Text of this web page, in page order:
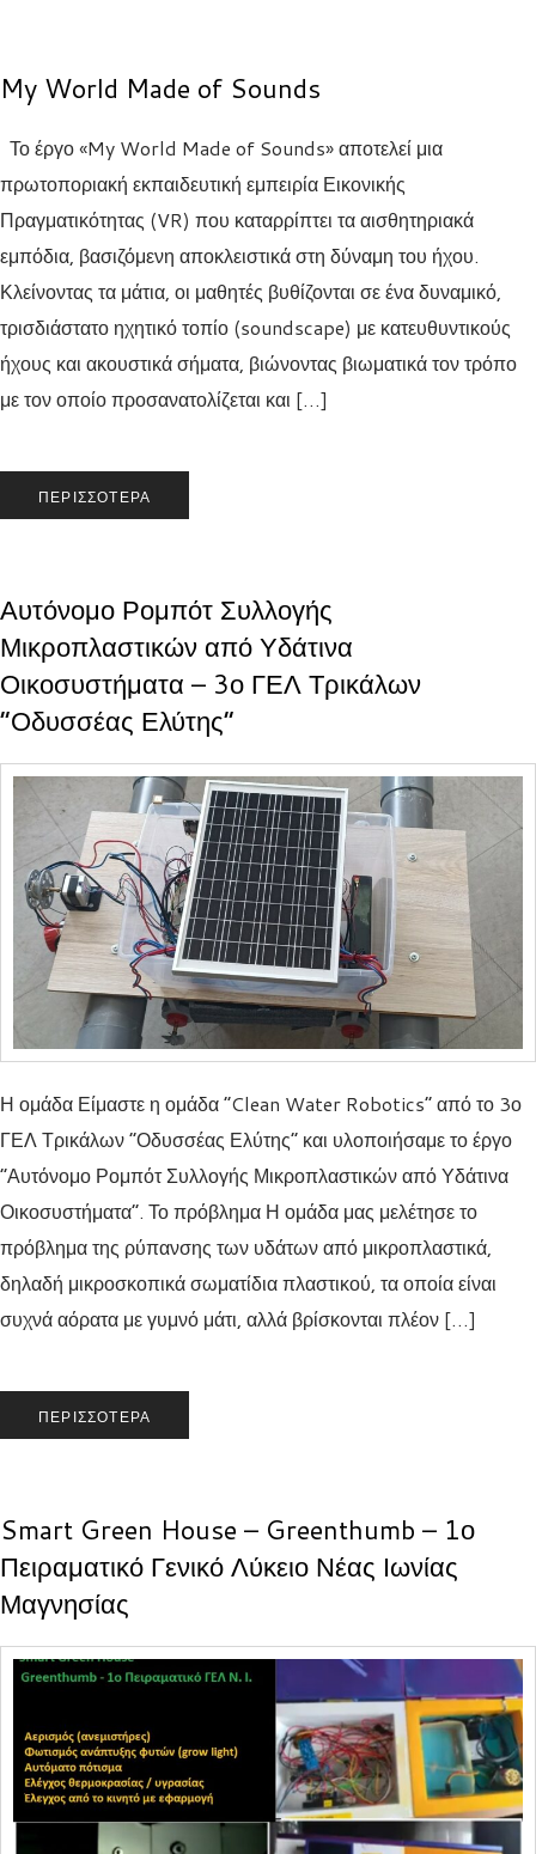
My World Made of Sounds
Το έργο «My World Made of Sounds» αποτελεί μια
πρωτοποριακή εκπαιδευτική εμπειρία Εικονικής
Πραγματικότητας (VR) που καταρρίπτει τα αισθητηριακά
εμπόδια, βασιζόμενη αποκλειστικά στη δύναμη του ήχου.
Κλείνοντας τα μάτια, οι μαθητές βυθίζονται σε ένα δυναμικό,
τρισδιάστατο ηχητικό τοπίο (soundscape) με κατευθυντικούς
ήχους και ακουστικά σήματα, βιώνοντας βιωματικά τον τρόπο
με τον οποίο προσανατολίζεται και […]
ΠΕΡΙΣΣΌΤΕΡΑ
Αυτόνομο Ρομπότ Συλλογής
Μικροπλαστικών από Υδάτινα
Οικοσυστήματα – 3ο ΓΕΛ Τρικάλων
“Οδυσσέας Ελύτης”
Η ομάδα Είμαστε η ομάδα “Clean Water Robotics” από το 3ο
ΓΕΛ Τρικάλων “Οδυσσέας Ελύτης” και υλοποιήσαμε το έργο
“Αυτόνομο Ρομπότ Συλλογής Μικροπλαστικών από Υδάτινα
Οικοσυστήματα”. Το πρόβλημα Η ομάδα μας μελέτησε το
πρόβλημα της ρύπανσης των υδάτων από μικροπλαστικά,
δηλαδή μικροσκοπικά σωματίδια πλαστικού, τα οποία είναι
συχνά αόρατα με γυμνό μάτι, αλλά βρίσκονται πλέον […]
ΠΕΡΙΣΣΌΤΕΡΑ
Smart Green House – Greenthumb – 1ο
Πειραματικό Γενικό Λύκειο Νέας Ιωνίας
Μαγνησίας